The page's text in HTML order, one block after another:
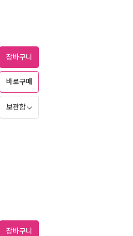
장바구니
바로구매
보관함
장바구니